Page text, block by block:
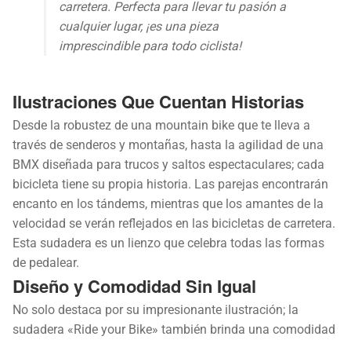
carretera. Perfecta para llevar tu pasión a
cualquier lugar, ¡es una pieza
imprescindible para todo ciclista!
Ilustraciones Que Cuentan Historias
Desde la robustez de una mountain bike que te lleva a
través de senderos y montañas, hasta la agilidad de una
BMX diseñada para trucos y saltos espectaculares; cada
bicicleta tiene su propia historia. Las parejas encontrarán
encanto en los tándems, mientras que los amantes de la
velocidad se verán reflejados en las bicicletas de carretera.
Esta sudadera es un lienzo que celebra todas las formas
de pedalear.
Diseño y Comodidad Sin Igual
No solo destaca por su impresionante ilustración; la
sudadera «Ride your Bike» también brinda una comodidad